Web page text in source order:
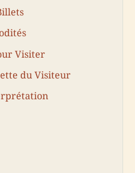
Visiter
du Visiteur